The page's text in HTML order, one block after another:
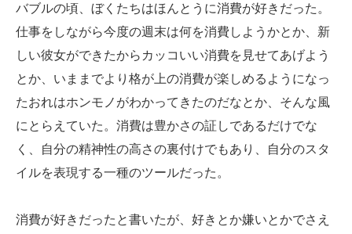
バブルの頃、ぼくたちはほんとうに消費が好きだった。
仕事をしながら今度の週末は何を消費しようかとか、新
しい彼女ができたからカッコいい消費を見せてあげよう
とか、いままでより格が上の消費が楽しめるようになっ
たおれはホンモノがわかってきたのだなとか、そんな風
にとらえていた。消費は豊かさの証しであるだけでな
く、自分の精神性の高さの裏付けでもあり、自分のスタ
イルを表現する一種のツールだった。
消費が好きだったと書いたが、好きとか嫌いとかでさえ